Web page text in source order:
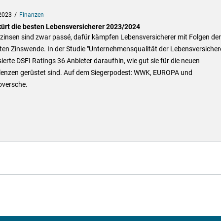
Finanzen
die besten Lebensversicherer 2023/2024
sind zwar passé, dafür kämpfen Lebensversicherer mit Folgen der
Zinswende. In der Studie "Unternehmensqualität der
DSFI Ratings 36 Anbieter daraufhin, wie gut sie für die neuen
gerüstet sind. Auf dem Siegerpodest: WWK, EUROPA und